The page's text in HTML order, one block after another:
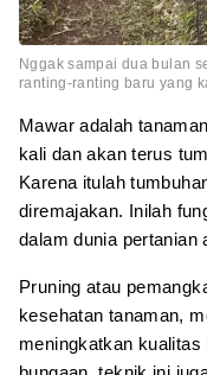
Nggak sampai dua bulan
ranting-ranting baru yang
Mawar adalah
kali dan akan terus
Karena itulah
diremajakan. Inilah
dalam dunia
Pruning atau
kesehatan tanaman,
meningkatkan kualitas